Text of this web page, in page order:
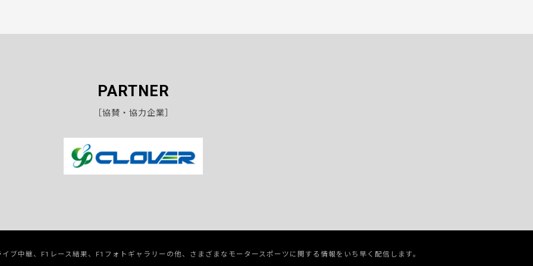
PARTNER
［協賛・協力企業］
ブ中継、F1レース結果、F1フォトギャラリーの他、さまざまなモータースポーツに関する情報をいち早く配信します。